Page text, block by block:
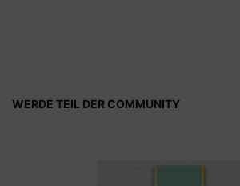
WERDE TEIL DER COMMUNITY